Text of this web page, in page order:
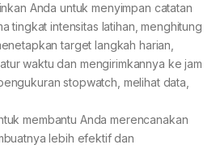
Anda untuk menyimpan catatan
tingkat intensitas latihan, menghitung
target langkah harian,
waktu dan mengirimkannya ke jam
stopwatch, melihat data,
membantu Anda merencanakan
lebih efektif dan